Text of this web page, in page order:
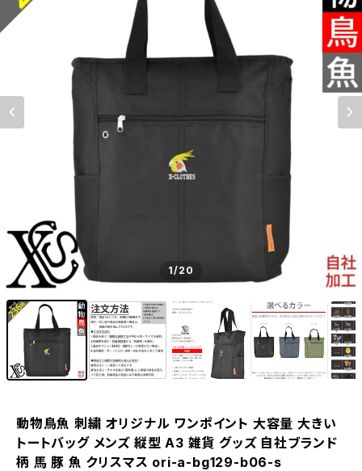
1/20
動物鳥魚 刺繍 オリジナル ワンポイント 大容量 大きい
トートバッグ メンズ 縦型 A3 雑貨 グッズ 自社ブランド
柄 馬 豚 魚 クリスマス ori-a-bg129-b06-s